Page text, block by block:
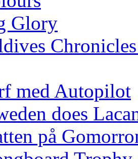
Glory
med Autopilot
does
på